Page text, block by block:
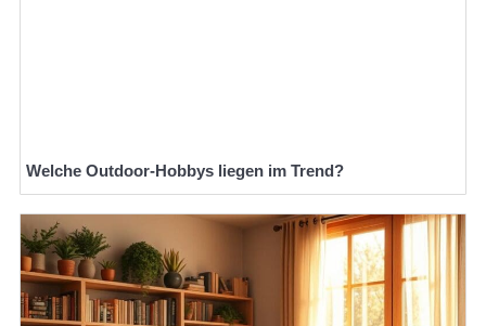
Welche Outdoor-Hobbys liegen im Trend?